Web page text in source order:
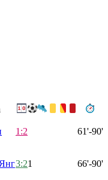
1:2 61'-90'
3:21 66'-90'